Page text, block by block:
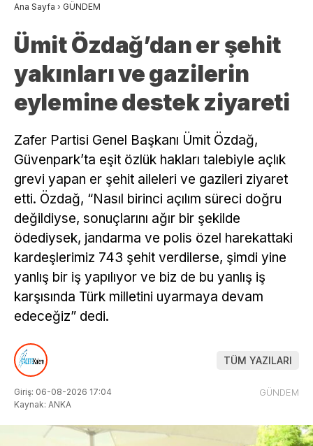
Ana Sayfa › GÜNDEM
Ümit Özdağ’dan er şehit
yakınları ve gazilerin
eylemine destek ziyareti
Zafer Partisi Genel Başkanı Ümit Özdağ,
Güvenpark’ta eşit özlük hakları talebiyle açlık
grevi yapan er şehit aileleri ve gazileri ziyaret
etti. Özdağ, “Nasıl birinci açılım süreci doğru
değildiyse, sonuçlarını ağır bir şekilde
ödediysek, jandarma ve polis özel harekattaki
kardeşlerimiz 743 şehit verdilerse, şimdi yine
yanlış bir iş yapılıyor ve biz de bu yanlış iş
karşısında Türk milletini uyarmaya devam
edeceğiz” dedi.
TÜM YAZILARI
Giriş: 06-08-2026 17:04
Kaynak: ANKA
GÜNDEM